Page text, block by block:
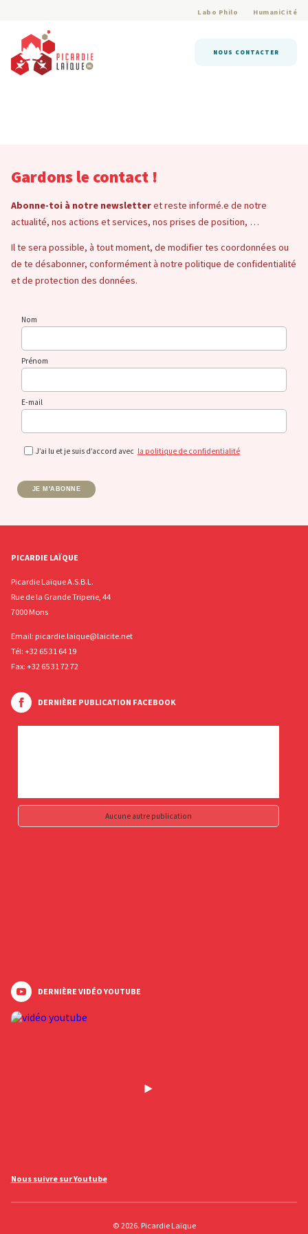
Labo Philo HumaniCité
NOUS CONTACTER
Gardons le contact !
Abonne-toi à notre newsletteret reste informé.e de notre
actualité, nos actions et services, nos prises de position, …
Il te sera possible, à tout moment, de modifier tes coordonnées ou
de te désabonner, conformément à notre politique de confidentialité
et de protection des données.
Nom
Prénom
E-mail
J’ai lu et je suis d’accord avec la politique de confidentialité
JE M'ABONNE
PICARDIE LAÏQUE
Picardie Laïque A.S.B.L.
Rue de la Grande Triperie, 44
7000 Mons
Email: picardie.laique@laicite.net
Tél: +32 65 31 64 19
Fax: +32 65 31 72 72
DERNIÈRE PUBLICATION FACEBOOK
Aucune autre publication
DERNIÈRE VIDÉO YOUTUBE
Nous suivre sur Youtube
© 2026. Picardie Laïque